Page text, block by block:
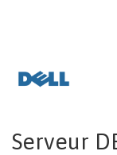
Serveur